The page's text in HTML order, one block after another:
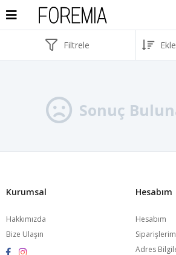
Filtrele
Sonuç
Kurumsal
Hakkımızda
Bize Ulaşın
Hesabım
Hesabım
Siparişlerim
Adres